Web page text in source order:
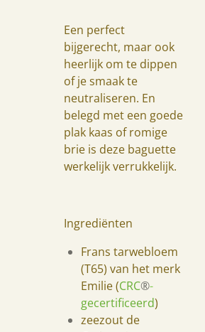
Een perfect
bijgerecht, maar ook
heerlijk om te dippen
of je smaak te
neutraliseren. En
belegd met een goede
plak kaas of romige
brie is deze baguette
werkelijk verrukkelijk.
Ingrediënten
Frans tarwebloem
(T65) van het merk
Emilie (CRC®-
gecertificeerd)
zeezout de